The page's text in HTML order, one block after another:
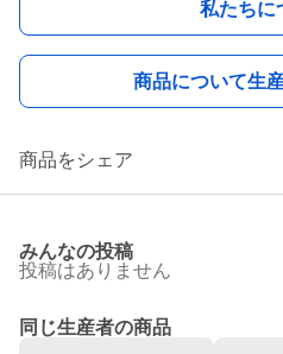
私たちに
商品について生
商品をシェア
みんなの投稿
投稿はありません
同じ生産者の商品